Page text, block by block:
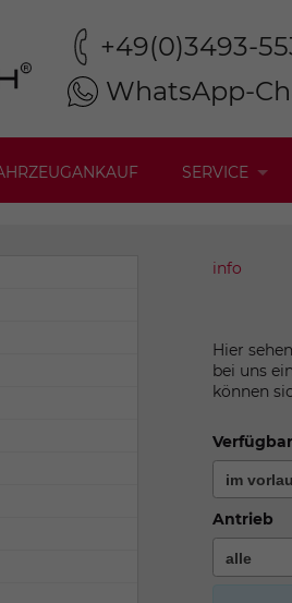
+49(0)3493-
WhatsApp-
SERVICE
info
Hier
bei uns
können
Antrieb